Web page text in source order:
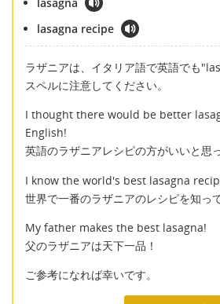
lasagna
lasagna recipe
ラザニアは、イタリア語で英語でも
スペルに注意してください。
I thought there would be better
English!
英語のラザニアレシピの方がいいと思
I know the world's best lasagna
世界で一番のラザニアのレシピを知っ
My father makes the best lasagna!
父のラザニアは天下一品！
ご参考になれば幸いです。